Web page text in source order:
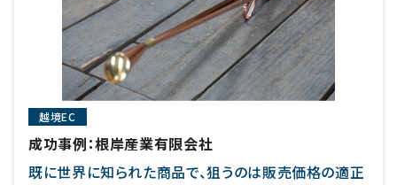
越境EC
成功事例：根岸産業有限会社
既に世界に知られた商品で、狙うのは販売価格の適正